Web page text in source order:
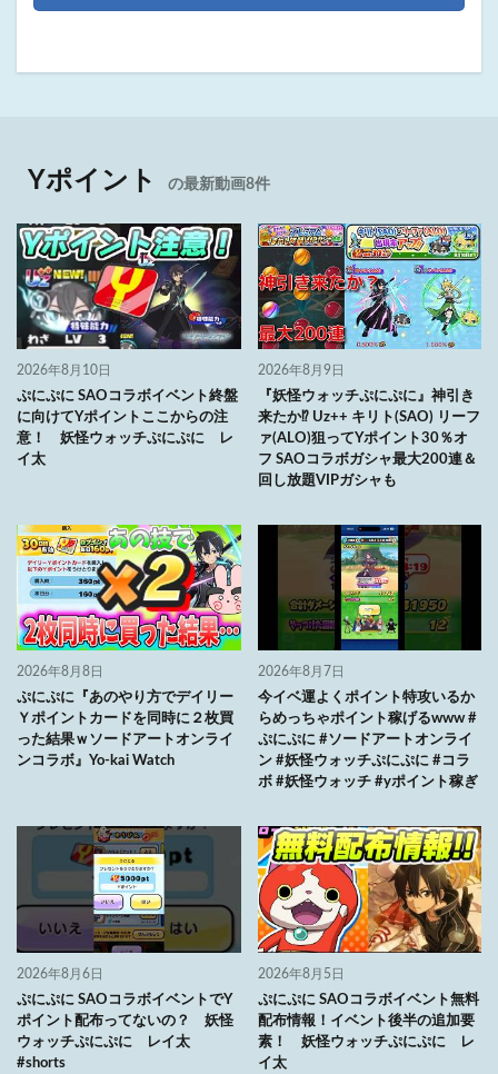
Yポイント の最新動画8件
2026年8月10日
ぷにぷに SAOコラボイベント終盤
に向けてYポイントここからの注
意！ 妖怪ウォッチぷにぷに レ
イ太
2026年8月9日
『妖怪ウォッチぷにぷに』神引き
来たか⁉ Uz++ キリト(SAO) リーフ
ァ(ALO)狙ってYポイント30％オ
フ SAOコラボガシャ最大200連＆
回し放題VIPガシャも
2026年8月8日
ぷにぷに『あのやり方でデイリー
Ｙポイントカードを同時に２枚買
った結果ｗソードアートオンライ
ンコラボ』Yo-kai Watch
2026年8月7日
今イベ運よくポイント特攻いるか
らめっちゃポイント稼げるwww #
ぷにぷに #ソードアートオンライ
ン #妖怪ウォッチぷにぷに #コラ
ボ #妖怪ウォッチ #yポイント稼ぎ
2026年8月6日
ぷにぷに SAOコラボイベントでY
ポイント配布ってないの？ 妖怪
ウォッチぷにぷに レイ太
#shorts
2026年8月5日
ぷにぷに SAOコラボイベント無料
配布情報！イベント後半の追加要
素！ 妖怪ウォッチぷにぷに レ
イ太